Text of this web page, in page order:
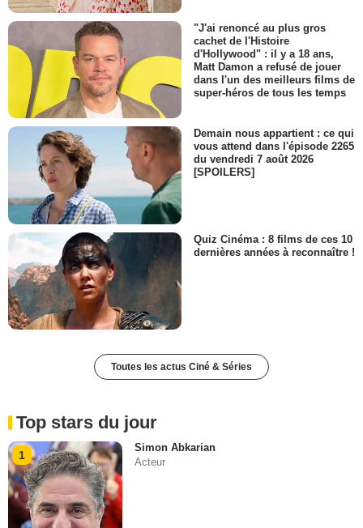
"J'ai renoncé au plus gros
cachet de l'Histoire
d'Hollywood" : il y a 18 ans,
Matt Damon a refusé de jouer
dans l'un des meilleurs films de
super-héros de tous les temps
Demain nous appartient : ce qui
vous attend dans l'épisode 2265
du vendredi 7 août 2026
[SPOILERS]
Quiz Cinéma : 8 films de ces 10
dernières années à reconnaître !
Toutes les actus Ciné & Séries
Top stars du jour
1
Simon Abkarian
Acteur